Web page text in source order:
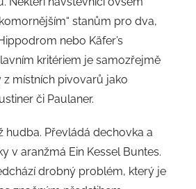
stanům pro dva,
nebo Käfer’s
kritériem je samozřejmě
místních pivovarů jako
či Paulaner.
hudba. Převládá dechovka a
v aranžmá Ein Kessel Buntes.
drobný problém, který je